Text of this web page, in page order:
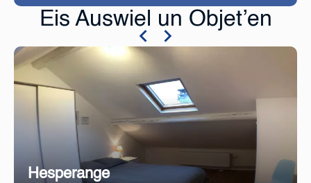
Eis Auswiel un Objet’en
Hesperange